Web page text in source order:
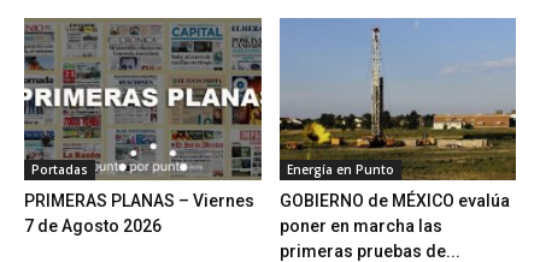
Portadas
PRIMERAS PLANAS – Viernes
7 de Agosto 2026
Energía en Punto
GOBIERNO de MÉXICO evalúa
poner en marcha las
primeras pruebas de...